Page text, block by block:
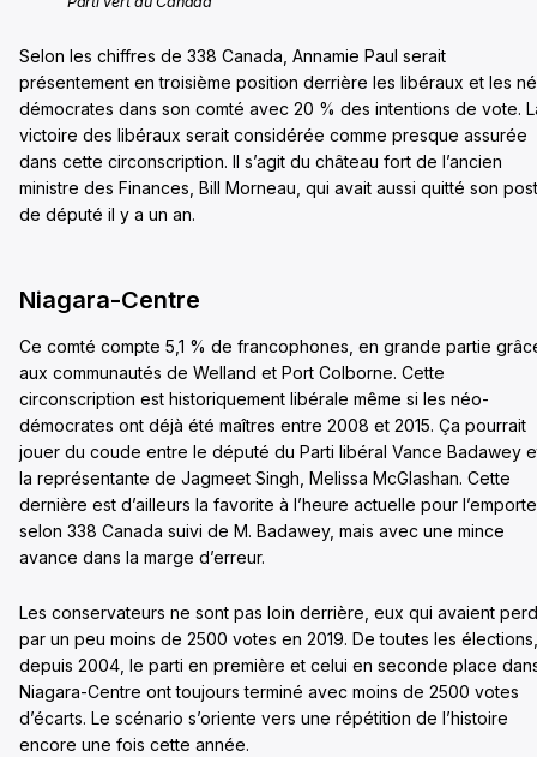
Selon les chiffres de 338 Canada, Annamie Paul serait
présentement en troisième position derrière les libéraux et les
démocrates dans son comté avec 20 % des intentions de vote.
victoire des libéraux serait considérée comme presque assurée
dans cette circonscription. Il s’agit du château fort de l’ancien
ministre des Finances, Bill Morneau, qui avait aussi quitté son
de député il y a un an.
Niagara-Centre
Ce comté compte 5,1 % de francophones, en grande partie
aux communautés de Welland et Port Colborne. Cette
circonscription est historiquement libérale même si les néo-
démocrates ont déjà été maîtres entre 2008 et 2015. Ça pourrait
jouer du coude entre le député du Parti libéral Vance Badawey
la représentante de Jagmeet Singh, Melissa McGlashan. Cette
dernière est d’ailleurs la favorite à l’heure actuelle pour
selon 338 Canada suivi de M. Badawey, mais avec une mince
avance dans la marge d’erreur.
Les conservateurs ne sont pas loin derrière, eux qui avaient
par un peu moins de 2500 votes en 2019. De toutes les élections,
depuis 2004, le parti en première et celui en seconde place
Niagara-Centre ont toujours terminé avec moins de 2500 votes
d’écarts. Le scénario s’oriente vers une répétition de l’histoire
encore une fois cette année.